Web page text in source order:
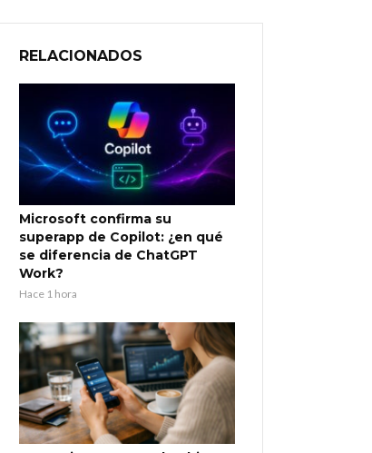
RELACIONADOS
Microsoft confirma su
superapp de Copilot: ¿en qué
se diferencia de ChatGPT
Work?
Hace 1 hora